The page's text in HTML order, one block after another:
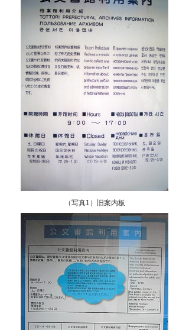
（写真1）旧案内板